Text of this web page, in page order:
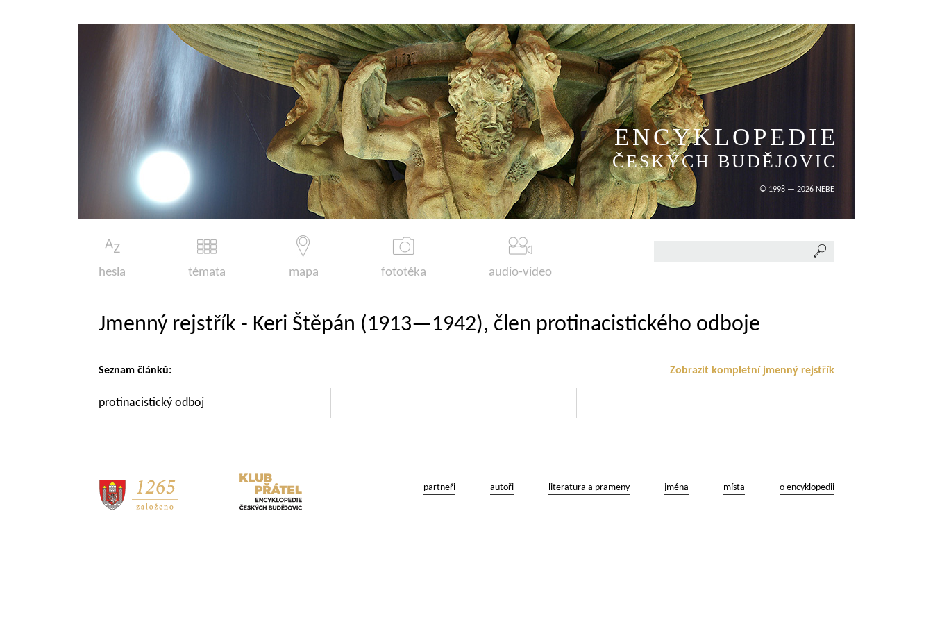
ENCYKLOPEDIE
ČESKÝCH BUDĚJOVIC
© 1998 — 2026 NEBE
hesla témata mapa fototéka audio-video
Jmenný rejstřík - Keri Štěpán (1913—1942), člen protinacistického odboje
Zobrazit kompletní jmenný rejstřík
Seznam článků:
protinacistický odboj
partneři autoři literatura a prameny jména místa o encyklopedii